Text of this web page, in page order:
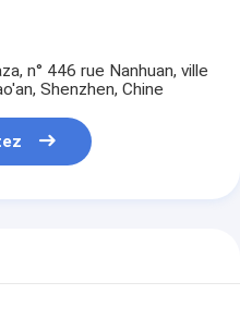
n° 446 rue Nanhuan, ville
Shenzhen, Chine